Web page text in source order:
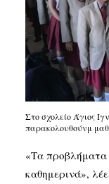
Στο σχολείο Άγιος
παρακολουθούνμ
«Τα προβλήματα
καθημερινά»,